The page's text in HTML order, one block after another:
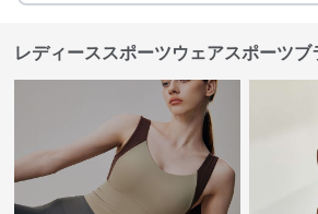
レディーススポーツウェアスポーツブ